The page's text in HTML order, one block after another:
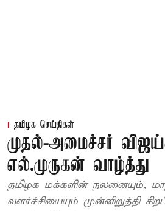
தமிழக செய்திகள்
முதல்-அமைச்சர்
எல்.முருகன் வாழ்த்து
தமிழக மக்களின் நலனையும்,
வளர்ச்சியையும் முன்னிறுத்தி